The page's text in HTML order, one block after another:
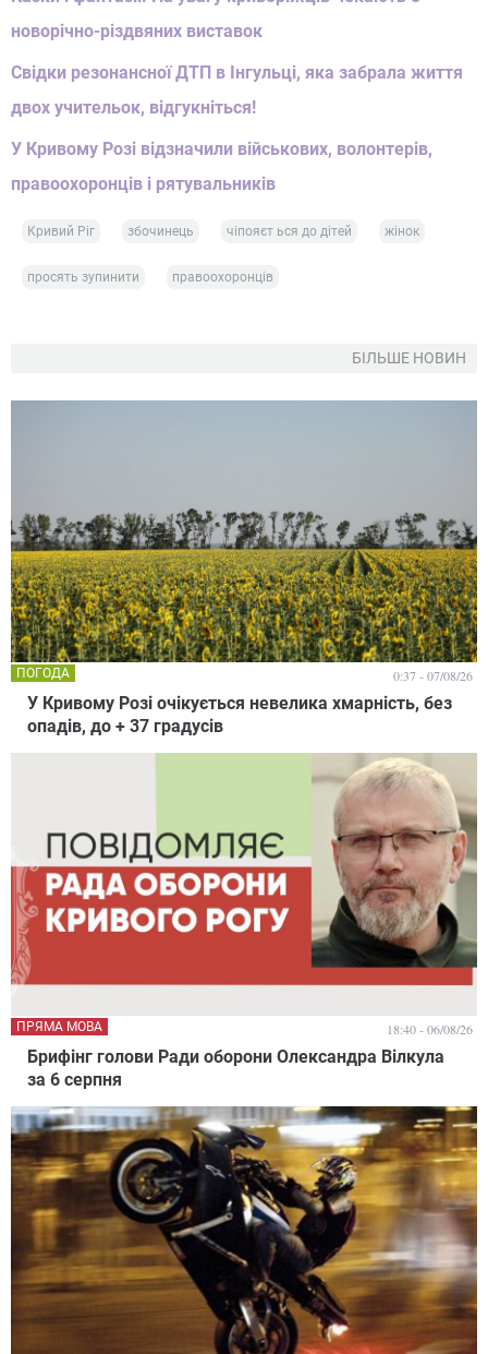
новорічно-різдвяних виставок
Свідки резонансної ДТП в Інгульці, яка забрала життя
двох учительок, відгукніться!
У Кривому Розі відзначили військових, волонтерів,
правоохоронців і рятувальників
Кривий Ріг збочинець чіпояєт ься до дітей жінок
просять зупинити правоохоронців
БІЛЬШЕ НОВИН
У Кривому Розі очікується невелика хмарність, без
опадів, до + 37 градусів
ПОГОДА 0:37 - 07/08/26
Брифінг голови Ради оборони Олександра Вілкула
за 6 серпня
ПРЯМА МОВА 18:40 - 06/08/26